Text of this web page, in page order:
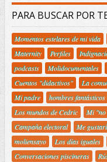
PARA BUSCAR POR
Momentos estelares de mi vida
Maternity
Perfiles
podcasts
Molidocumentales
Cuentos "didactivos"
La
Mi padre
hombres fantásticos
Los mundos de Cedric
Mi "no
Campaña electoral
Me
moliensayo
Los días iguales
Conversaciones piscineras